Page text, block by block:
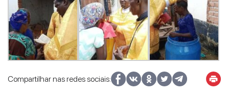
Compartilhar nas redes sociais: